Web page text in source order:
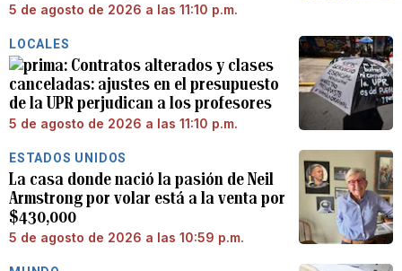
5 de agosto de 2026 a las 11:10 p.m.
LOCALES
Contratos alterados y clases
canceladas: ajustes en el presupuesto
de la UPR perjudican a los profesores
5 de agosto de 2026 a las 11:10 p.m.
ESTADOS UNIDOS
La casa donde nació la pasión de Neil
Armstrong por volar está a la venta por
$430,000
5 de agosto de 2026 a las 10:59 p.m.